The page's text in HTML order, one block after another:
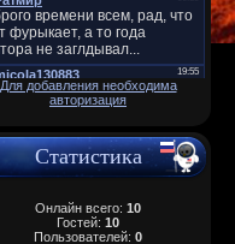
Для добавления необходима
авторизация
Статистика
Онлайн всего: 10
Гостей: 10
Пользователей: 0